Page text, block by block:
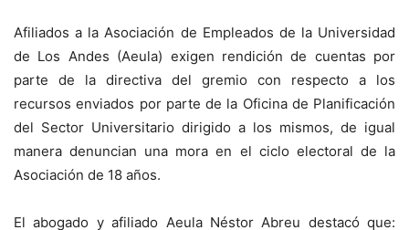
Afiliados a la Asociación de Empleados de la Universidad
de Los Andes (Aeula) exigen rendición de cuentas por
parte de la directiva del gremio con respecto a los
recursos enviados por parte de la Oficina de Planificación
del Sector Universitario dirigido a los mismos, de igual
manera denuncian una mora en el ciclo electoral de la
Asociación de 18 años.
El abogado y afiliado Aeula Néstor Abreu destacó que: